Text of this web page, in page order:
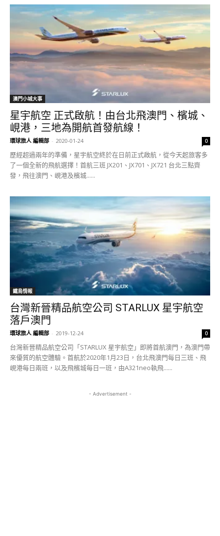
澳門小城大事
星宇航空 正式啟航！由台北飛澳門、檳城、
峴港，三地為開航首發航線！
環球旅人 編輯部 - 2020-01-24 0
歷經超過兩年的準備，星宇航空終於在日前正式啟航，從今天起旅客多
了一個全新的飛航選擇！首航三班 JX201、JX701、JX721 台北三點齊
發，飛往澳門、峴港及檳城......
鐵鳥情報
台灣新晉精品航空公司 STARLUX 星宇航空
落戶澳門
環球旅人 編輯部 - 2019-12-24 0
台灣新晉精品航空公司「STARLUX 星宇航空」即將首航澳門，為澳門帶
來優質的航空體驗。首航於2020年1月23日，台北飛澳門每日三班、飛
峴港每日兩班，以及飛檳城每日一班，由A321neo執飛......
- Advertisement -